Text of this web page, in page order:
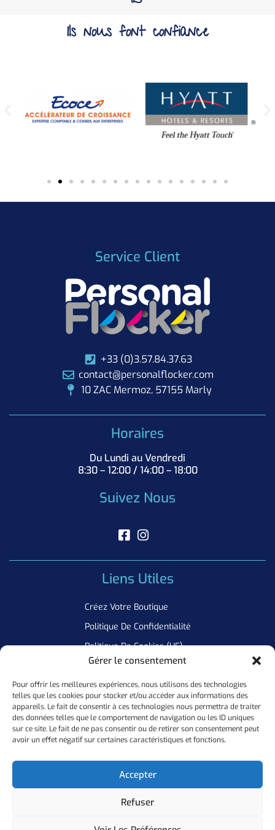
Gérer le consentement
Pour offrir les meilleures expériences, nous utilisons des technologies
telles que les cookies pour stocker et/ou accéder aux informations des
appareils. Le fait de consentir à ces technologies nous permettra de traiter
des données telles que le comportement de navigation ou les ID uniques
sur ce site. Le fait de ne pas consentir ou de retirer son consentement peut
avoir un effet négatif sur certaines caractéristiques et fonctions.
Accepter
Refuser
Ils nous font confiance
Service Client
+33 (0)3.57.84.37.63
contact@personalflocker.com
10 ZAC Mermoz, 57155 Marly
Horaires
Du Lundi au Vendredi
8:30 – 12:00 / 14:00 – 18:00
Suivez Nous
Liens Utiles
Créez Votre Boutique
Politique De Confidentialité
Politique De Cookies (UE)
Newsletter
Inscrivez Vous A Notre Newsletter Pour Ne Manquer Aucune De
Nos Offres
Ok
Personal Flocker • Website By Elixir Lab